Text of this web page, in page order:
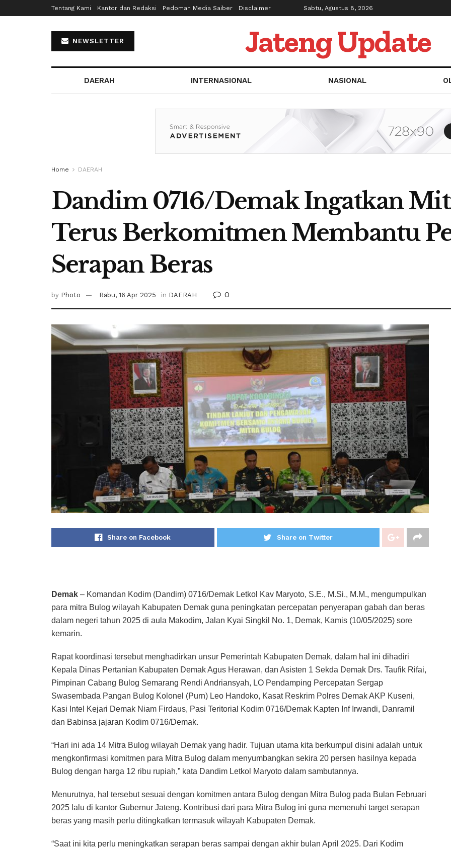
Tentang Kami Kantor dan Redaksi Pedoman Media Saiber Disclaimer Sabtu, Agustus 8, 2026
NEWSLETTER Jateng Update
DAERAH INTERNASIONAL NASIONAL
Home DAERAH
Dandim 0716/Demak Ingatkan
Terus Berkomitmen Membantu
Serapan Beras
by Photo Rabu, 16 Apr 2025 in DAERAH 0
Share on Facebook Share on Twitter
Demak – Komandan Kodim (Dandim) 0716/Demak Letkol Kav Maryoto, S.E., M.Si., M.M., mengumpulkan
para mitra Bulog wilayah Kabupaten Demak guna peningkatan percepatan penyerapan gabah dan beras
dalam negeri tahun 2025 di aula Makodim, Jalan Kyai Singkil No. 1, Demak, Kamis (10/05/2025) sore
kemarin.
Rapat koordinasi tersebut menghadirkan unsur Pemerintah Kabupaten Demak, dalam hal ini dihadiri
Kepala Dinas Pertanian Kabupaten Demak Agus Herawan, dan Asisten 1 Sekda Demak Drs. Taufik Rifai,
Pimpinan Cabang Bulog Semarang Rendi Andriansyah, LO Pendamping Percepatan Sergap
Swasembada Pangan Bulog Kolonel (Purn) Leo Handoko, Kasat Reskrim Polres Demak AKP Kuseni,
Kasi Intel Kejari Demak Niam Firdaus, Pasi Teritorial Kodim 0716/Demak Kapten Inf Irwandi, Danramil
dan Babinsa jajaran Kodim 0716/Demak.
“Hari ini ada 14 Mitra Bulog wilayah Demak yang hadir. Tujuan utama kita berkumpul disini adalah untuk
mengkonfirmasi komitmen para Mitra Bulog dalam menyumbangkan sekira 20 persen hasilnya kepada
Bulog dengan harga 12 ribu rupiah,” kata Dandim Letkol Maryoto dalam sambutannya.
Menurutnya, hal tersebut sesuai dengan komitmen antara Bulog dengan Mitra Bulog pada Bulan Februari
2025 lalu di kantor Gubernur Jateng. Kontribusi dari para Mitra Bulog ini guna memenuhi target serapan
beras yang masih perlu ditingkatkan termasuk wilayah Kabupaten Demak.
“Saat ini kita perlu meningkatkan serapan beras sampai dengan akhir bulan April 2025. Dari Kodim